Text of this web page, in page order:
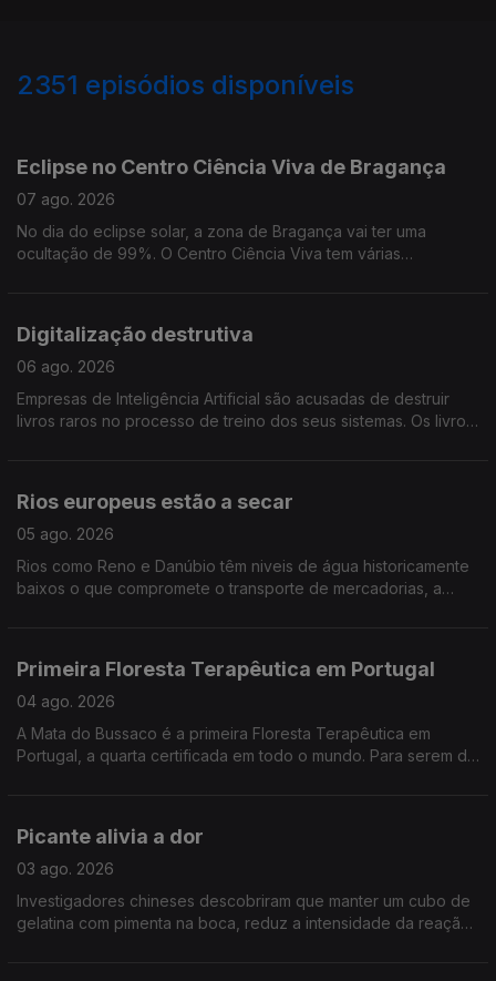
2351 episódios disponíveis
Eclipse no Centro Ciência Viva de Bragança
07 ago. 2026
No dia do eclipse solar, a zona de Bragança vai ter uma
ocultação de 99%. O Centro Ciência Viva tem várias
Digitalização destrutiva
06 ago. 2026
Empresas de Inteligência Artificial são acusadas de destruir
livros raros no processo de treino dos seus sistemas. Os livros
Rios europeus estão a secar
05 ago. 2026
Rios como Reno e Danúbio têm niveis de água historicamente
baixos o que compromete o transporte de mercadorias, a
Primeira Floresta Terapêutica em Portugal
04 ago. 2026
A Mata do Bussaco é a primeira Floresta Terapêutica em
Portugal, a quarta certificada em todo o mundo. Para serem de
Picante alivia a dor
03 ago. 2026
Investigadores chineses descobriram que manter um cubo de
gelatina com pimenta na boca, reduz a intensidade da reação